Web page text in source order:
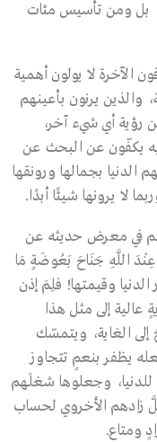
بل ومن تأسيس مئات
الآخرة لا يولون أهمية
والذين يرنون بأعينهم
رؤية أي شيء آخر،
يكفّون عن البحث عن
الدنيا بجمالها ورونقها
لا يرونها شيئًا أبدًا.
في معرض حديثه عن
عِنْدَ اللَّهِ جَنَاحَ بَعُوضَةٍ مَا
وقيمتها! فلِمَ إذن
عالية إلى مثل هذا
إلى الغاية، ويتمسّك
يظفر بنعمٍ تتجاوز
للدنيا، وجعلوها شغلَهم
زادهم الأخروي لحساب
ومتاع.